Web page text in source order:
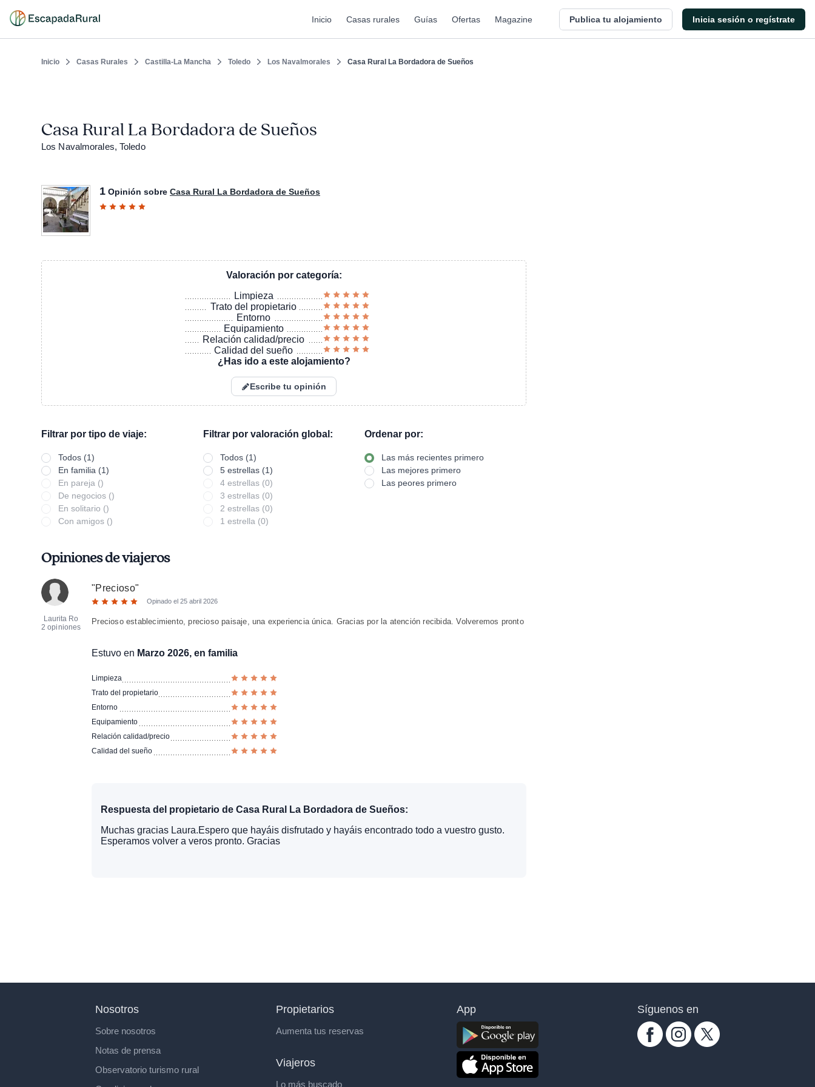
Inicio Casas rurales Guías Ofertas Magazine Publica tu alojamiento Inicia sesión o regístrate
Inicio Casas Rurales Castilla-La Mancha Toledo Los Navalmorales Casa Rural La Bordadora de Sueños
Casa Rural La Bordadora de Sueños
Los Navalmorales, Toledo
1 Opinión sobre Casa Rural La Bordadora de Sueños
Valoración por categoría:
Limpieza
Trato del propietario
Entorno
Equipamiento
Relación calidad/precio
Calidad del sueño
¿Has ido a este alojamiento?
Escribe tu opinión
Filtrar por tipo de viaje:
Todos (1)
En familia (1)
En pareja ()
De negocios ()
En solitario ()
Con amigos ()
Filtrar por valoración global:
Todos (1)
5 estrellas (1)
4 estrellas (0)
3 estrellas (0)
2 estrellas (0)
1 estrella (0)
Ordenar por:
Las más recientes primero
Las mejores primero
Las peores primero
Opiniones de viajeros
Laurita Ro
2 opiniones
"Precioso"
Opinado el25 abril 2026
Precioso establecimiento, precioso paisaje, una experiencia única. Gracias por la atención recibida. Volveremos pronto
Estuvo en Marzo 2026, en familia
Limpieza
Trato del propietario
Entorno
Equipamiento
Relación calidad/precio
Calidad del sueño
Respuesta del propietario de Casa Rural La Bordadora de Sueños:
Muchas gracias Laura.Espero que hayáis disfrutado y hayáis encontrado todo a vuestro gusto.
Esperamos volver a veros pronto. Gracias
Nosotros
Sobre nosotros
Notas de prensa
Observatorio turismo rural
Propietarios
Aumenta tus reservas
Viajeros
Lo más buscado
App Síguenos en